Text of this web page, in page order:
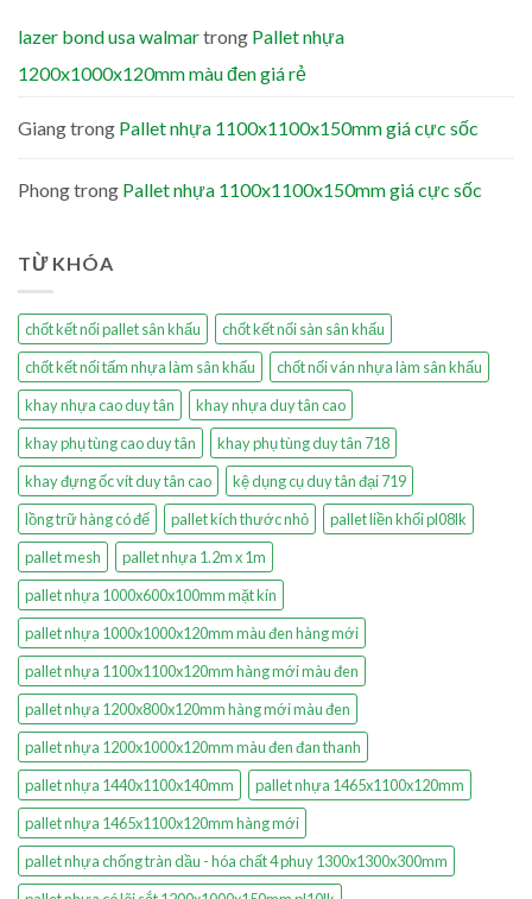
lazer bond usa walmartrong Pallet nhựa
1200x1000x120mm màu đen giá rẻ
Giangtrong Pallet nhựa 1100x1100x150mm giá cực sốc
Phongtrong Pallet nhựa 1100x1100x150mm giá cực sốc
TỪ KHÓA
chốt kết nối pallet sân khấu
chốt kết nối sàn sân khấu
chốt kết nối tấm nhựa làm sân khấu
chốt nối ván nhựa làm sân khấu
khay nhựa cao duy tân
khay nhựa duy tân cao
khay phụ tùng cao duy tân
khay phụ tùng duy tân 718
khay đựng ốc vít duy tân cao
kệ dụng cụ duy tân đại 719
lồng trữ hàng có đế
pallet kích thước nhỏ
pallet liền khối pl08lk
pallet mesh
pallet nhựa 1.2m x 1m
pallet nhựa 1000x600x100mm mặt kín
pallet nhựa 1000x1000x120mm màu đen hàng mới
pallet nhựa 1100x1100x120mm hàng mới màu đen
pallet nhựa 1200x800x120mm hàng mới màu đen
pallet nhựa 1200x1000x120mm màu đen đan thanh
pallet nhựa 1440x1100x140mm
pallet nhựa 1465x1100x120mm
pallet nhựa 1465x1100x120mm hàng mới
pallet nhựa chống tràn dầu - hóa chất 4 phuy 1300x1300x300mm